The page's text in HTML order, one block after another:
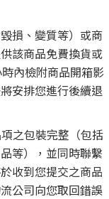
損、變質等）或商
該商品免費換貨或
內檢附商品開箱影
安排您進行後續退
之包裝完整（包括
等），並同時聯繫
收到您提交之商品
公司向您取回錯誤